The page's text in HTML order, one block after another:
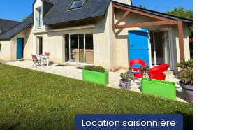
Location saisonnière